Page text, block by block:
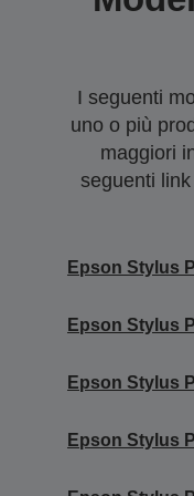
I seguenti
uno o più
maggiori
seguenti
Epson Stylus
Epson Stylus
Epson Stylus
Epson Stylus